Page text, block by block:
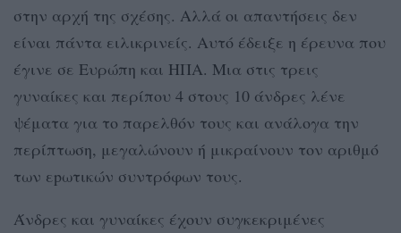
στην αρχή της σχέσης. Αλλά οι απαντήσεις δεν
είναι πάντα ειλικρινείς. Αυτό έδειξε η έρευνα που
έγινε σε Ευρώπη και ΗΠΑ. Μια στις τρεις
γυναίκες και περίπου 4 στους 10 άνδρες λένε
ψέματα για το παρελθόν τους και ανάλογα την
περίπτωση, μεγαλώνουν ή μικραίνουν τον αριθμό
των εpωτικών συντρόφων τους.
Άνδρες και γυναίκες έχουν συγκεκριμένες